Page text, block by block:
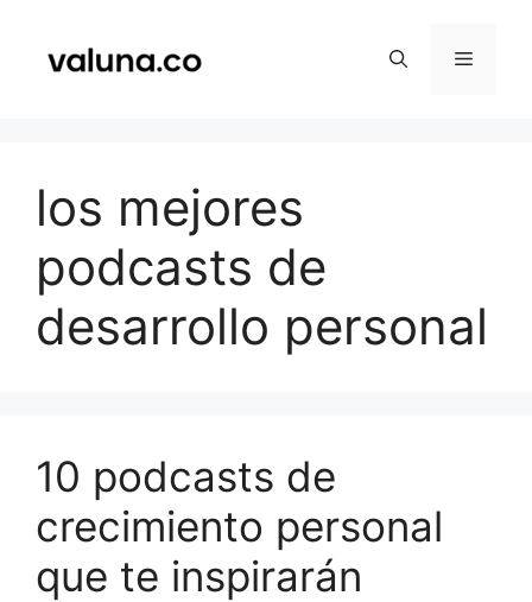
contenido
Menú
los mejores
podcasts de
desarrollo personal
10 podcasts de
crecimiento personal
que te inspirarán